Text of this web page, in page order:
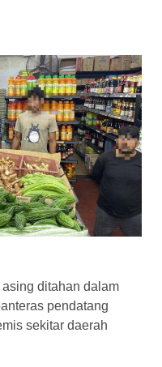
asing ditahan dalam
pendatang
sekitar daerah